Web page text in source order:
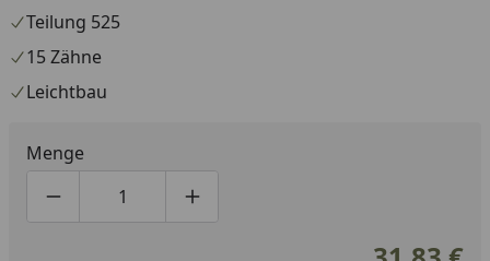
Teilung 525
15 Zähne
Leichtbau
Menge
Produktmenge um eins verringern
Produktmenge manuell eingeben
Produktmenge um eins erhöhen